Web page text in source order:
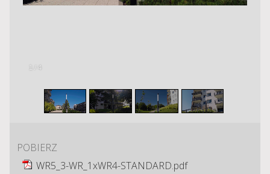
2 / 4
POBIERZ
WR5_3-WR_1xWR4-STANDARD.pdf